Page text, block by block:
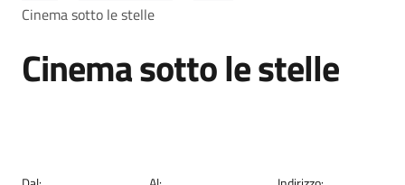
Cinema sotto le stelle
Cinema sotto le stelle